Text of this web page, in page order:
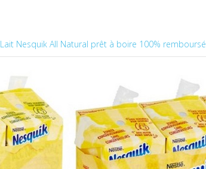
Lait Nesquik All Natural prêt à boire 100% remboursé